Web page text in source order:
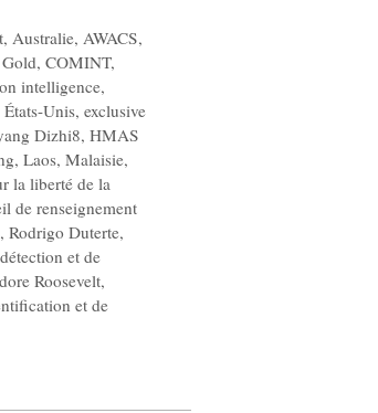
,Australie,AWACS,
, COMINT,
intelligence,
États-Unis, exclusive
Dizhi8, HMAS
, Laos, Malaisie,
la liberté de la
de renseignement
, Rodrigo Duterte,
et de
Roosevelt,
et de